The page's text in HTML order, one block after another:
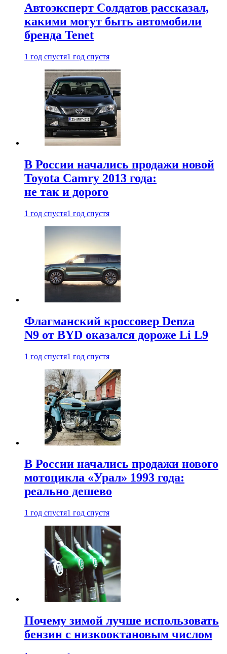
Автоэксперт Солдатов рассказал,
какими могут быть автомобили
бренда Tenet
1 год спустя1 год спустя
В России начались продажи новой
Toyota Camry 2013 года:
не так и дорого
1 год спустя1 год спустя
Флагманский кроссовер Denza
N9 от BYD оказался дороже Li L9
1 год спустя1 год спустя
В России начались продажи нового
мотоцикла «Урал» 1993 года:
реально дешево
1 год спустя1 год спустя
Почему зимой лучше использовать
бензин с низкооктановым числом